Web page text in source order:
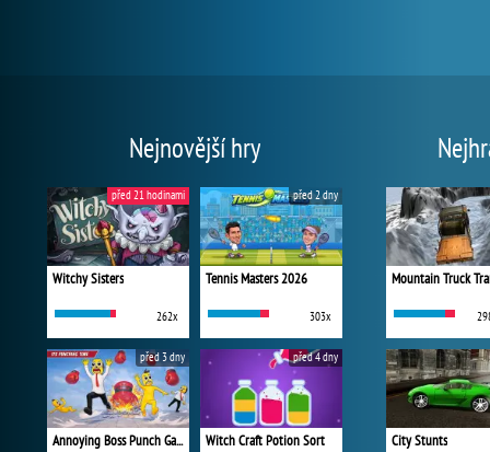
Nejnovější hry
Witchy Sisters
262x
před 21 hodinami
Tennis Masters 2026
303x
před 2 dny
Annoying Boss Punch Game
před 3 dny
Witch Craft Potion Sort
před 4 dny
Mountain Truck
City Stunts